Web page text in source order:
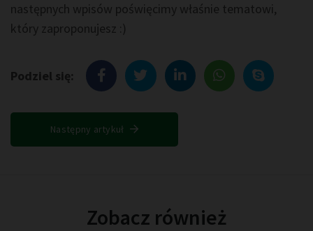
następnych wpisów poświęcimy właśnie tematowi,
który zaproponujesz :)
Podziel się:
Następny artykuł
Zobacz również